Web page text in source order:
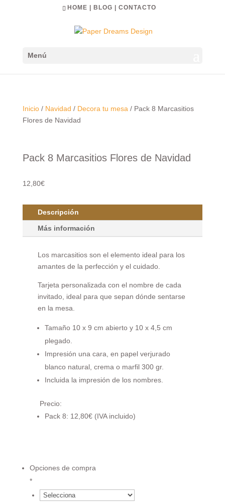
HOME BLOG CONTACTO
Menú
Inicio/ Navidad / Decora tu mesa / Pack 8 Marcasitios
Flores de Navidad
Pack 8 Marcasitios Flores de Navidad
12,80€
Descripción
Más información
Los marcasitios son el elemento ideal para los
amantes de la perfección y el cuidado.
Tarjeta personalizada con el nombre de cada
invitado, ideal para que sepan dónde sentarse
en la mesa.
Tamaño 10 x 9 cm abierto y 10 x 4,5 cm
plegado.
Impresión una cara, en papel verjurado
blanco natural, crema o marfil 300 gr.
Incluida la impresión de los nombres.
Precio:
Pack 8: 12,80€ (IVA incluido)
Opciones de compra
*